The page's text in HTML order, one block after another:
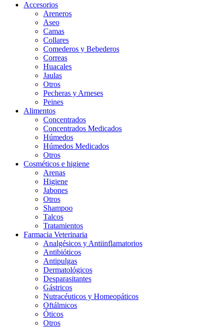
Accesorios
Areneros
Aseo
Camas
Collares
Comederos y Bebederos
Correas
Huacales
Jaulas
Otros
Pecheras y Arneses
Peines
Alimentos
Concentrados
Concentrados Medicados
Húmedos
Húmedos Medicados
Otros
Cosméticos e higiene
Arenas
Higiene
Jabones
Otros
Shampoo
Talcos
Tratamientos
Farmacia Veterinaria
Analgésicos y Antiinflamatorios
Antibióticos
Antipulgas
Dermatológicos
Desparasitantes
Gástricos
Nutracéuticos y Homeopáticos
Oftálmicos
Óticos
Otros